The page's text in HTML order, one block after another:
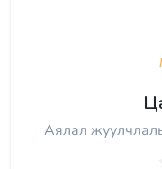
Аялал